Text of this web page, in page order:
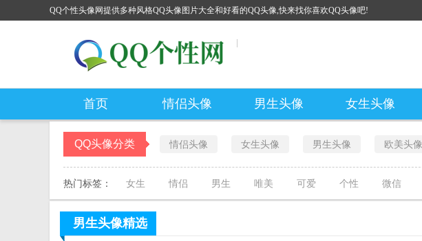
QQ个性头像网提供多种风格QQ头像图片大全和好看的QQ头像,快来找你喜欢QQ头像吧!
首页 情侣头像 男生头像 女生头像
QQ头像分类 情侣头像 女生头像 男生头像 欧美头像
热门标签： 女生 情侣 男生 唯美 可爱 个性 微信
男生头像精选